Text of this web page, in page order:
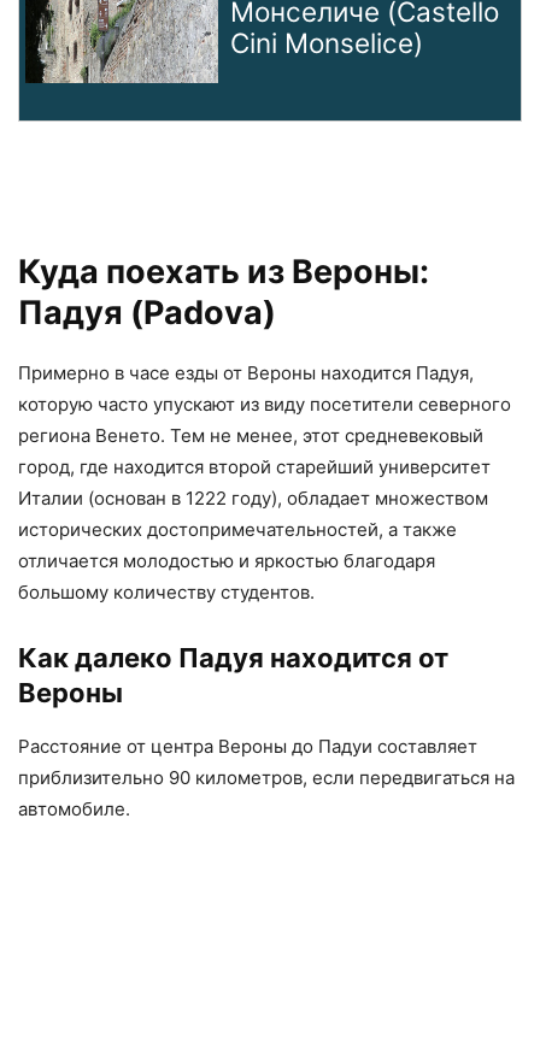
Монселиче (Castello
Cini Monselice)
Куда поехать из Вероны:
Падуя (Padova)
Примерно в часе езды от Вероны находится Падуя,
которую часто упускают из виду посетители северного
региона Венето. Тем не менее, этот средневековый
город, где находится второй старейший университет
Италии (основан в 1222 году), обладает множеством
исторических достопримечательностей, а также
отличается молодостью и яркостью благодаря
большому количеству студентов.
Как далеко Падуя находится от
Вероны
Расстояние от центра Вероны до Падуи составляет
приблизительно 90 километров, если передвигаться на
автомобиле.